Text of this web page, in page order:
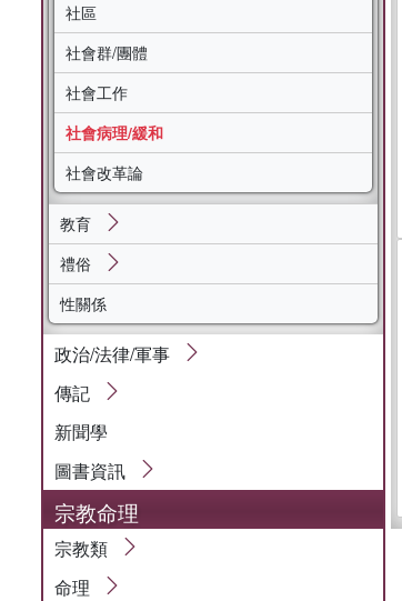
社區
社會群/團體
社會工作
社會病理/緩和
社會改革論
教育
禮俗
性關係
政治/法律/軍事
傳記
新聞學
圖書資訊
宗教命理
宗教類
命理